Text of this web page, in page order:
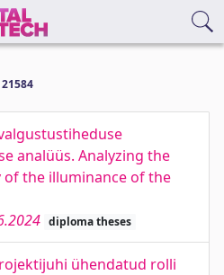
analüüs. Analyzing the
the illuminance of the
diploma theses
ühendatud rolli